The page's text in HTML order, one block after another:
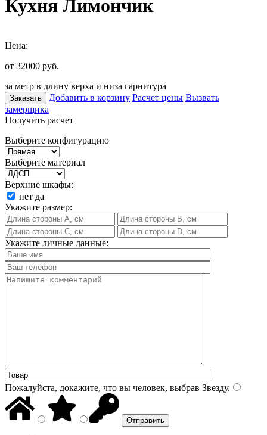
Кухня Лимончик
Цена:
от 32000 руб.
за метр в длину верха и низа гарнитура
Заказать Добавить в корзину Расчет цены Вызвать
замерщика
Получить расчет
Выберите конфигурацию
Выберите материал
Верхние шкафы:
нет да
Укажите размер:
Укажите личные данные:
Пожалуйста, докажите, что вы человек, выбрав Звезду.